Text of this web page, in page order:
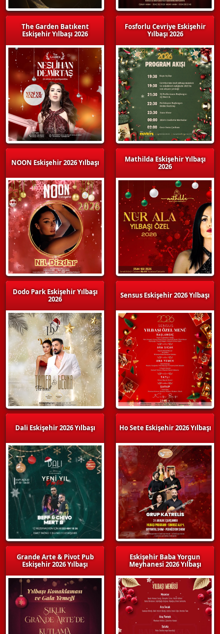
The Garden Batıkent
Eskişehir Yılbaşı 2026
NOON Eskişehir 2026 Yılbaşı
Dodo Park Eskişehir Yılbaşı
2026
Dali Eskişehir 2026 Yılbaşı
Grande Arte & Pivot Pub
Eskişehir 2026 Yılbaşı
Fosforlu Cevriye Eskişehir
Yılbaşı 2026
Mathilda Eskişehir Yılbaşı
2026
Sensus Eskişehir 2026 Yılbaşı
Ho Sete Eskişehir 2026 Yılbaşı
Eskişehir Baba Yorgun
Meyhanesi 2026 Yılbaşı